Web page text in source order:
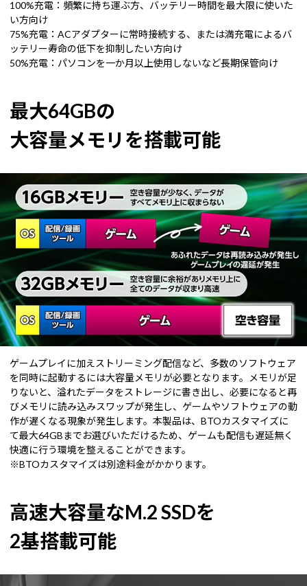
100%充電：頻繁に持ち運ぶ方、バッテリー時間を最大限に使いた
い方向け
75%充電：ACアダプターに常時接続する、または満充電によるバ
ッテリー寿命の低下を抑制したい方向け
50%充電：パソコンを一か月以上使用しないなど長期保管向け
最大64GBの
大容量メモリを搭載可能
ゲームプレイに加えストリーミング配信など、多数のソフトウェア
を同時に起動するには大容量メモリが必要となります。メモリが足
りないと、溢れたデータをストレージに書き出し、必要になると再
びメモリに読み込みスワップが発生し、ゲームやソフトウェアの動
作が遅くなる現象が発生します。本製品は、BTOカスタマイズに
て最大64GBまでお選びいただけるため、ゲームも配信も遅延無く
快適に行う環境を整えることができます。
※BTOカスタマイズは別途料金がかかります。
高速大容量なM.2 SSDを
2基搭載可能